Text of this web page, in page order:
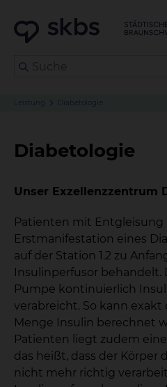
Leistung Diabetologie
Diabetologie
Unser Exzellenzzentrum
Patienten mit Entgleisung
Erstmanifestation eines
auf der Station 1.2 zu
Insulinperfusor behandelt.
Pumpe kontinuierlich
verabreicht. So kann
Menge Insulin berechnet
Patienten liegt zudem
das heißt, dass der Körper
nicht mehr richtig